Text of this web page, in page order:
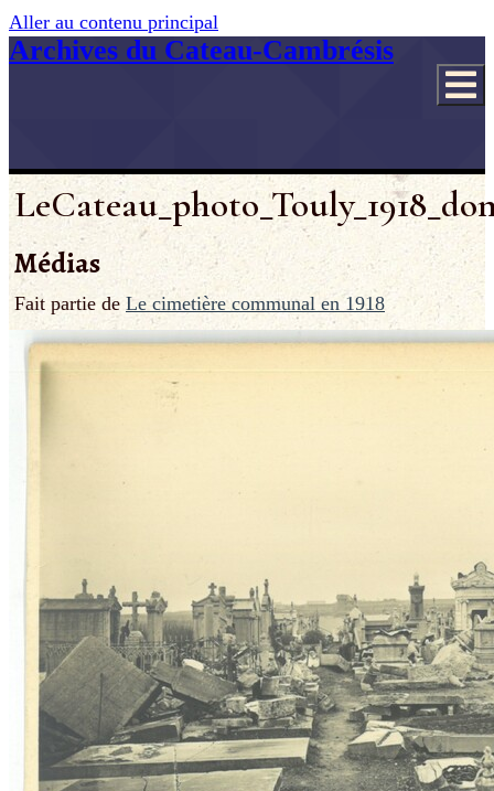
Aller au contenu principal
Archives du Cateau-Cambrésis
Médias
Fait partie de Le cimetière communal en 1918